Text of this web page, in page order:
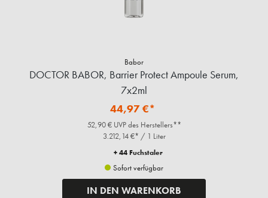
Babor
DOCTOR BABOR, Barrier Protect Ampoule Serum,
7x2ml
44,97 €*
52,90 € UVP des Herstellers**
3.212,14 €* / 1 Liter
+ 44 Fuchstaler
Sofort verfügbar
IN DEN WARENKORB